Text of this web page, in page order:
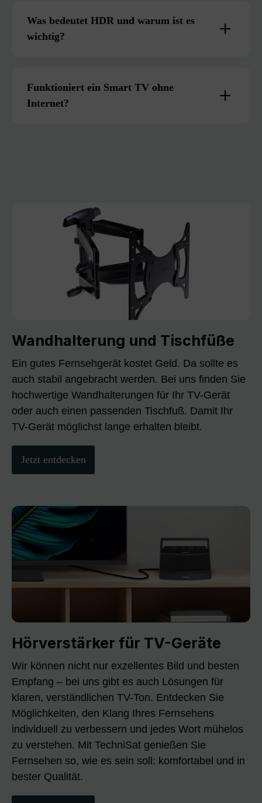
Was bedeutet HDR und warum ist es
wichtig?
Funktioniert ein Smart TV ohne
Internet?
Wandhalterung und Tischfüße
Ein gutes Fernsehgerät kostet Geld. Da sollte es
auch stabil angebracht werden. Bei uns finden Sie
hochwertige Wandhalterungen für Ihr TV-Gerät
oder auch einen passenden Tischfuß. Damit Ihr
TV-Gerät möglichst lange erhalten bleibt.
Jetzt entdecken
Hörverstärker für TV-Geräte
Wir können nicht nur exzellentes Bild und besten
Empfang – bei uns gibt es auch Lösungen für
klaren, verständlichen TV-Ton. Entdecken Sie
Möglichkeiten, den Klang Ihres Fernsehens
individuell zu verbessern und jedes Wort mühelos
zu verstehen. Mit TechniSat genießen Sie
Fernsehen so, wie es sein soll: komfortabel und in
bester Qualität.